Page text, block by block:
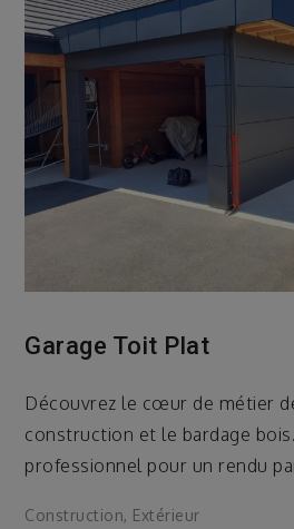
Garage Toit Plat
Découvrez le cœur de métier
construction et le bardage
professionnel pour un rendu
Construction, Extérieur